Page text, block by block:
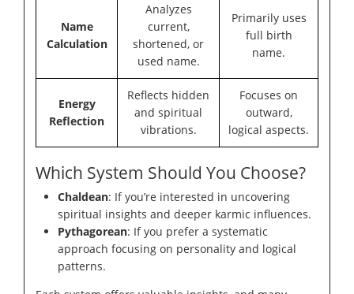
Name
Calculation
Analyzes
current,
shortened, or
used name.
Primarily uses
full birth
name.
Energy
Reflection
Reflects hidden
and spiritual
vibrations.
Focuses on
outward,
logical aspects.
Which System Should You Choose?
Chaldean: If you’re interested in uncovering
spiritual insights and deeper karmic influences.
Pythagorean: If you prefer a systematic
approach focusing on personality and logical
patterns.